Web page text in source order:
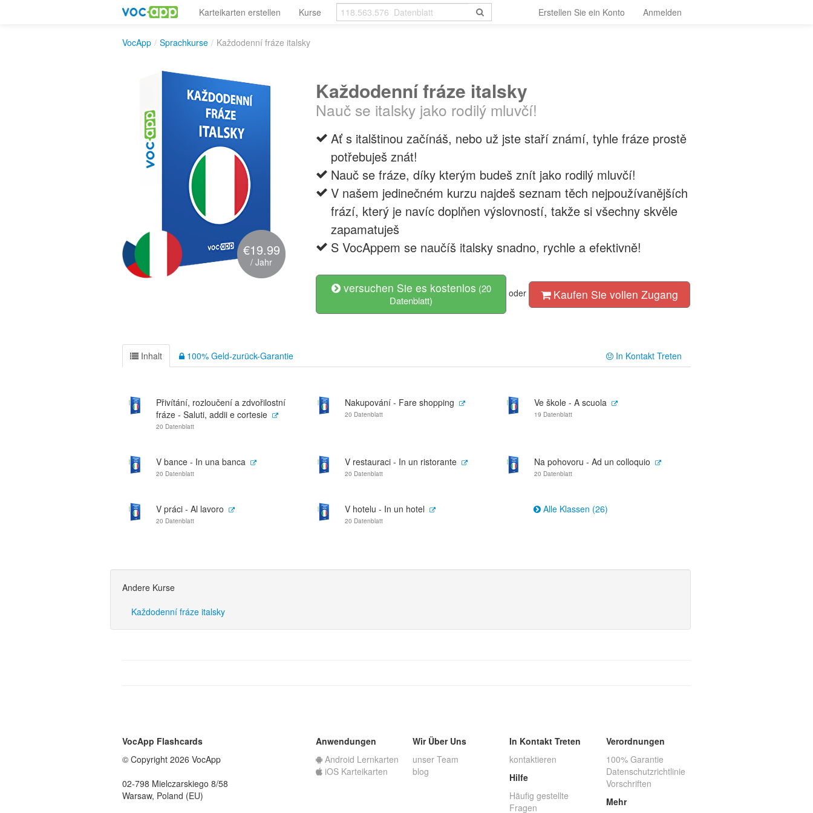
Karteikarten erstellen Kurse Erstellen Sie ein Konto Anmelden
VocApp / Sprachkurse / Každodenní fráze italsky
€19.99
/ Jahr
Každodenní fráze italsky
Nauč se italsky jako rodilý mluvčí!
Ať s italštinou začínáš, nebo už jste staří známí, tyhle fráze prostě
potřebuješ znát!
Nauč se fráze, díky kterým budeš znít jako rodilý mluvčí!
V našem jedinečném kurzu najdeš seznam těch nejpoužívanějších
frází, který je navíc doplňen výslovností, takže si všechny skvěle
zapamatuješ
S VocAppem se naučíš italsky snadno, rychle a efektivně!
versuchen Sie es kostenlos (20
Datenblatt)
oder Kaufen Sie vollen Zugang
Inhalt 100% Geld-zurück-Garantie In Kontakt Treten
Přivítání, rozloučení a zdvořilostní
fráze - Saluti, addii e cortesie
20 Datenblatt
Nakupování - Fare shopping
20 Datenblatt
Ve škole - A scuola
19 Datenblatt
V bance - In una banca
20 Datenblatt
V restauraci - In un ristorante
20 Datenblatt
Na pohovoru - Ad un colloquio
20 Datenblatt
V práci - Al lavoro
20 Datenblatt
V hotelu - In un hotel
20 Datenblatt
Alle Klassen (26)
Andere Kurse
Každodenní fráze italsky
VocApp Flashcards
© Copyright 2026 VocApp
02-798 Mielczarskiego 8/58
Warsaw, Poland (EU)
Anwendungen
Android Lernkarten
iOS Karteikarten
Wir Über Uns
unser Team
blog
In Kontakt Treten
kontaktieren
Hilfe
Häufig gestellte
Fragen
Verordnungen
100% Garantie
Datenschutzrichtlinie
Vorschriften
Mehr